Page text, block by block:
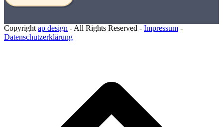
Copyright ap design - All Rights Reserved - Impressum -
Datenschutzerklärung